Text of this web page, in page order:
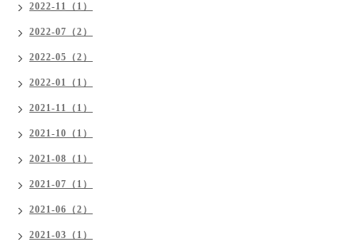
2022-11（1）
2022-07（2）
2022-05（2）
2022-01（1）
2021-11（1）
2021-10（1）
2021-08（1）
2021-07（1）
2021-06（2）
2021-03（1）